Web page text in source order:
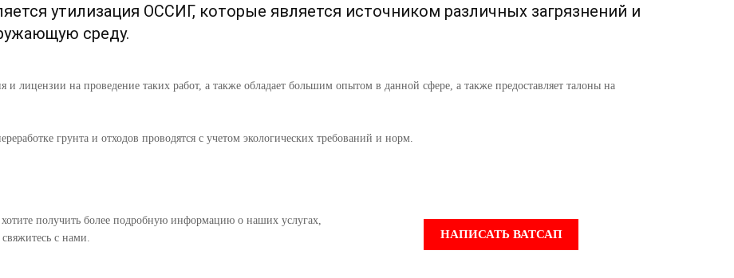
утилизация ОССИГ, которые является источником различных загрязнений и
среду.
лицензии на проведение таких работ, а также обладает большим опытом в данной сфере, а также предоставляет талоны на
грунта и отходов проводятся с учетом экологических требований и норм.
получить более подробную информацию о наших услугах,
свяжитесь с нами.
НАПИСАТЬ ВАТСАП